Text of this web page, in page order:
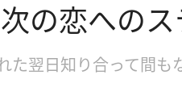
次の恋への
た翌日知り合って間